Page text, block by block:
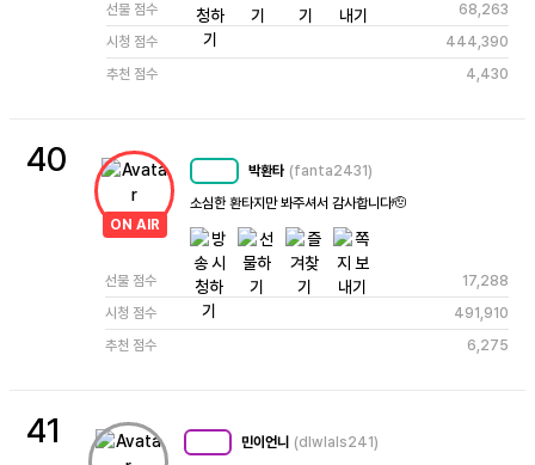
선물 점수
68,263
시청 점수
444,390
추천 점수
4,430
40
ON AIR
박환타 (fanta2431)
소심한 환타지만 봐주셔서 감사합니다🫡
선물 점수
17,288
시청 점수
491,910
추천 점수
6,275
41 민이언니 (dlwlals241)